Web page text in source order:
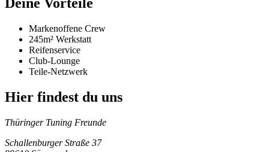
Deine Vorteile
Markenoffene Crew
245m² Werkstatt
Reifenservice
Club-Lounge
Teile-Netzwerk
Hier findest du uns
Thüringer Tuning Freunde
Schallenburger Straße 37